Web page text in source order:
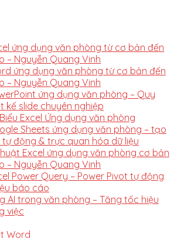
ứng dụng văn phòng từ cơ bản đến
– Nguyễn Quang Vinh
ứng dụng văn phòng từ cơ bản đến
– Nguyễn Quang Vinh
ứng dụng văn phòng – Quy
kế slide chuyên nghiệp
Excel Ứng dụng văn phòng
Sheets ứng dụng văn phòng – tạo
động & trực quan hóa dữ liệu
Excel ứng dụng văn phòng cơ bản
– Nguyễn Quang Vinh
Power Query – Power Pivot tự động
báo cáo
AI trong văn phòng – Tăng tốc hiệu
việc
Word